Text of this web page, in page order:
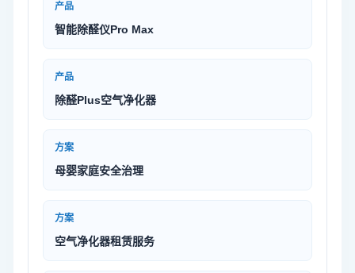
产品
智能除醛仪Pro Max
产品
除醛Plus空气净化器
方案
母婴家庭安全治理
方案
空气净化器租赁服务